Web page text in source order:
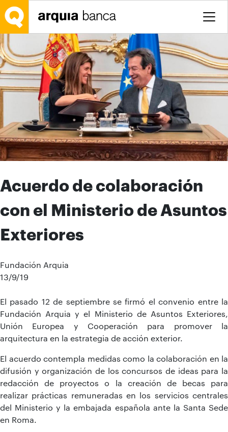
Saltar al contenido principal
Acuerdo de colaboración
con el Ministerio de Asuntos
Exteriores
Fundación Arquia
13/9/19
El pasado 12 de septiembre se firmó el convenio entre la
Fundación Arquia y el Ministerio de Asuntos Exteriores,
Unión Europea y Cooperación para promover la
arquitectura en la estrategia de acción exterior.
El acuerdo contempla medidas como la colaboración en la
difusión y organización de los concursos de ideas para la
redacción de proyectos o la creación de becas para
realizar prácticas remuneradas en los servicios centrales
del Ministerio y la embajada española ante la Santa Sede
en Roma.